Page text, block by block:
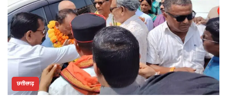
छत्तीसगढ़